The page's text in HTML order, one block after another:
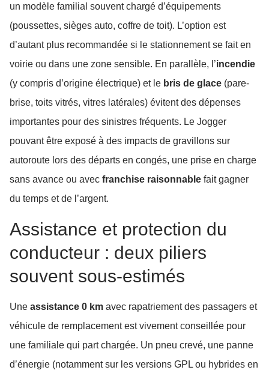
un modèle familial souvent chargé d’équipements
(poussettes, sièges auto, coffre de toit). L’option est
d’autant plus recommandée si le stationnement se fait en
voirie ou dans une zone sensible. En parallèle, l’incendie
(y compris d’origine électrique) et le bris de glace (pare-
brise, toits vitrés, vitres latérales) évitent des dépenses
importantes pour des sinistres fréquents. Le Jogger
pouvant être exposé à des impacts de gravillons sur
autoroute lors des départs en congés, une prise en charge
sans avance ou avec franchise raisonnable fait gagner
du temps et de l’argent.
Assistance et protection du
conducteur : deux piliers
souvent sous-estimés
Une assistance 0 km avec rapatriement des passagers et
véhicule de remplacement est vivement conseillée pour
une familiale qui part chargée. Un pneu crevé, une panne
d’énergie (notamment sur les versions GPL ou hybrides en